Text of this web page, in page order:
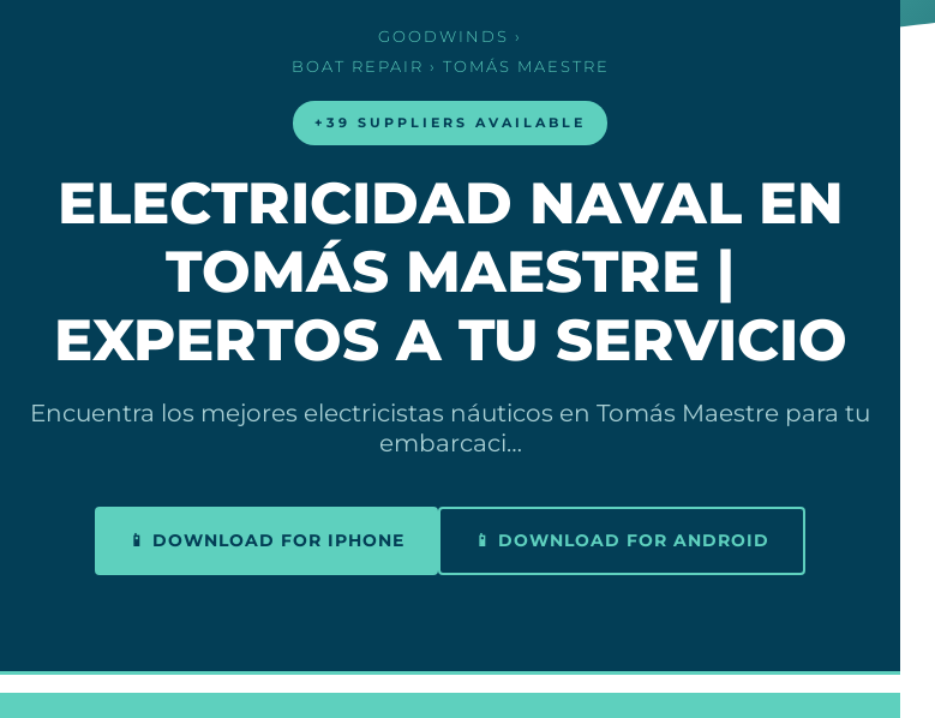
GOODWINDS ›
BOAT REPAIR › TOMÁS MAESTRE
+39 SUPPLIERS AVAILABLE
ELECTRICIDAD NAVAL EN
TOMÁS MAESTRE |
EXPERTOS A TU SERVICIO
Encuentra los mejores electricistas náuticos en Tomás Maestre para tu
embarcaci…
📱 DOWNLOAD FOR IPHONE 📱 DOWNLOAD FOR ANDROID